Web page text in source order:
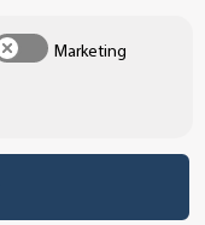
Marketing